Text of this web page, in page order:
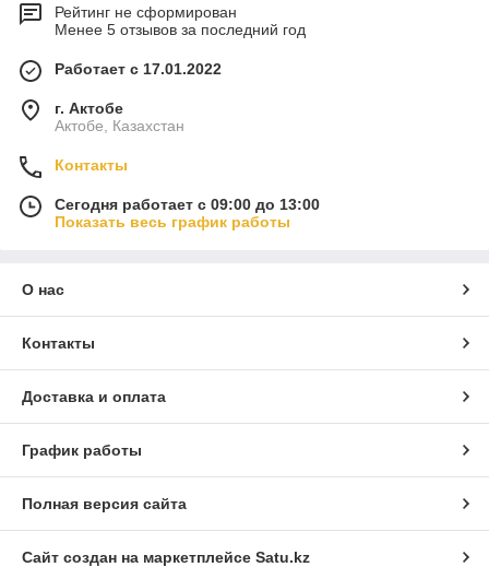
Рейтинг не сформирован
Менее 5 отзывов за последний год
Работает с 17.01.2022
г. Актобе
Актобе, Казахстан
Контакты
Сегодня работает с 09:00 до 13:00
Показать весь график работы
О нас
Контакты
Доставка и оплата
График работы
Полная версия сайта
Сайт создан на маркетплейсе Satu.kz